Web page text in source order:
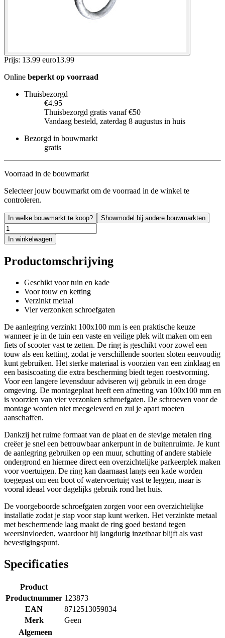
Prijs: 13.99 euro13.99
Online beperkt op voorraad
Thuisbezorgd
€4.95
Thuisbezorgd gratis vanaf €50
Vandaag besteld, zaterdag 8 augustus in huis
Bezorgd in bouwmarkt
gratis
Voorraad in de bouwmarkt
Selecteer jouw bouwmarkt om de voorraad in de winkel te
controleren.
In welke bouwmarkt te koop? Showmodel bij andere bouwmarkten
In winkelwagen
Productomschrijving
Geschikt voor tuin en kade
Voor touw en ketting
Verzinkt metaal
Vier verzonken schroefgaten
De aanlegring verzinkt 100x100 mm is een praktische keuze
wanneer je in de tuin een vaste en veilige plek wilt maken om een
fiets of scooter vast te zetten. De ring is geschikt voor zowel een
touw als een ketting, zodat je verschillende soorten sloten eenvoudig
kunt gebruiken. Het sterke materiaal is voorzien van een zinklaag en
een basiscoating die extra bescherming biedt tegen roestvorming.
Voor een langere levensduur adviseren wij gebruik in een droge
omgeving. De montageplaat heeft een afmeting van 100x100 mm en
is voorzien van vier verzonken schroefgaten. De schroeven voor de
montage worden niet meegeleverd en zul je apart moeten
aanschaffen.
Dankzij het ruime formaat van de plaat en de stevige metalen ring
creëer je snel een betrouwbaar ankerpunt in de buitenruimte. Je kunt
de aanlegring gebruiken op een muur, schutting of andere stabiele
ondergrond en hiermee direct een overzichtelijke parkeerplek maken
voor voertuigen. De ring kan daarnaast langs een kade worden
toegepast om een boot of watervoertuig vast te leggen, maar is
vooral ideaal voor dagelijks gebruik rond het huis.
De voorgeboorde schroefgaten zorgen voor een overzichtelijke
installatie zodat je stap voor stap kunt werken. Het verzinkte metaal
met beschermende laag maakt de ring goed bestand tegen
weersinvloeden, waardoor hij langdurig inzetbaar blijft als vast
bevestigingspunt.
Specificaties
Product
Productnummer 123873
EAN
8712513059834
Merk
Geen
Algemeen